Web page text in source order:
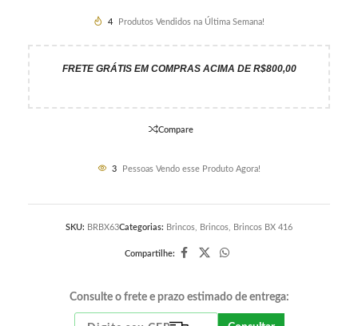
4 Produtos Vendidos na Última Semana!
FRETE GRÁTIS EM COMPRAS ACIMA DE R$800,00
Compare
3 Pessoas Vendo esse Produto Agora!
SKU: BRBX63Categorias: Brincos, Brincos, Brincos BX 416
Compartilhe:
Consulte o frete e prazo estimado de entrega: